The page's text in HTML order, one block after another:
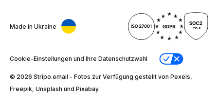
Made in Ukraine
Cookie-Einstellungen und Ihre Datenschutzwahl
© 2026 Stripо.email - Fotos zur Verfügung gestellt von Pexels,
Freepik, Unsplash und Pixabay.